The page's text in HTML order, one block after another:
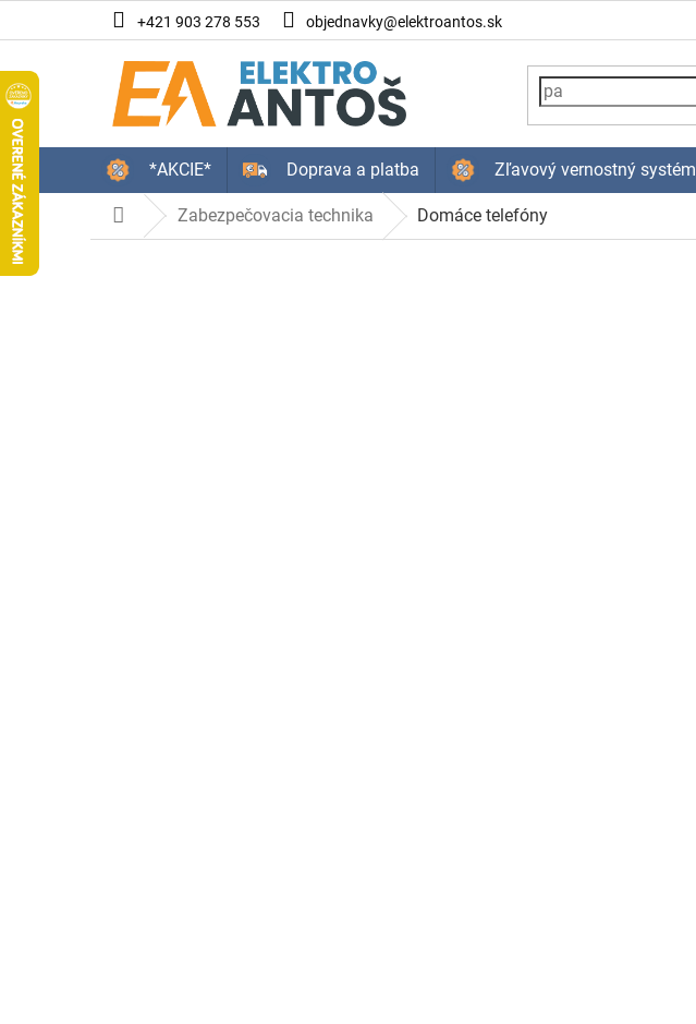
na
+421 903 278 553 objednavky@elektroantos.sk
*AKCIE* Doprava a platba Zľavový vernostný systém
DomovZabezpečovacia technika Domáce telefóny